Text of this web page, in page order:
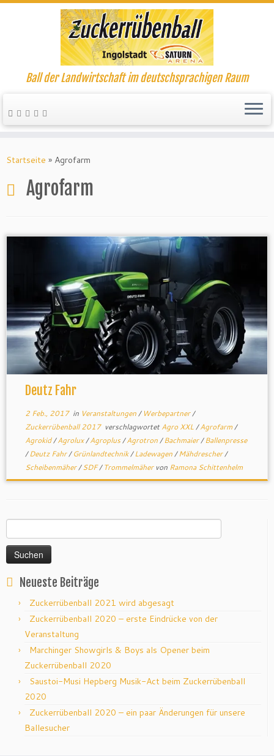
Ball der Landwirtschaft im deutschsprachigen Raum
Startseite » Agrofarm
Agrofarm
Deutz Fahr
2 Feb., 2017in Veranstaltungen/ Werbepartner/
Zuckerrübenball 2017 verschlagwortetAgro XXL/Agrofarm/
Agrokid/Agrolux/Agroplus/Agrotron/Bachmaier/Ballenpresse
/Deutz Fahr/Grünlandtechnik/Ladewagen/Mähdrescher/
Scheibenmäher/SDF/Trommelmäher von Ramona Schittenhelm
nach:
Neueste Beiträge
Zuckerrübenball 2021 wird abgesagt
Zuckerrübenball 2020 – erste Eindrücke von der
Veranstaltung
Marchinger Showgirls & Boys als Opener beim
Zuckerrübenball 2020
Saustoi-Musi Hepberg Musik-Act beim Zuckerrübenball
2020
Zuckerrübenball 2020 – ein paar Änderungen für unsere
Ballesucher